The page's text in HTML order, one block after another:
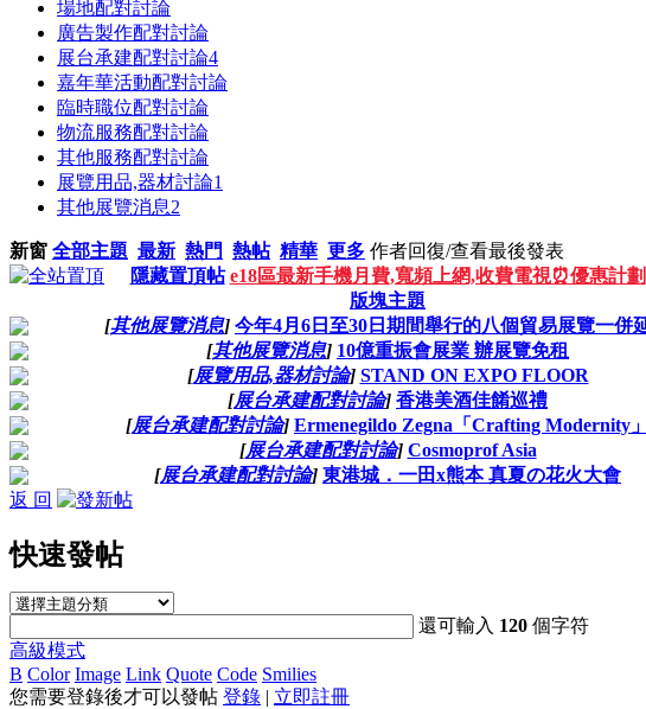
場地配對討論
廣告製作配對討論
展台承建配對討論4
嘉年華活動配對討論
臨時職位配對討論
物流服務配對討論
其他服務配對討論
展覽用品,器材討論1
其他展覽消息2
新窗 全部主題 最新 熱門 熱帖 精華 更多 作者回復/查看最後發表
隱藏置頂帖 e18區最新手機月費,寬頻上網,收費電視⏰優惠計劃
版塊主題
[其他展覽消息] 今年4月6日至30日期間舉行的八個貿易展覽一併
[其他展覽消息] 10億重振會展業 辦展覽免租
[展覽用品,器材討論] STAND ON EXPO FLOOR
[展台承建配對討論] 香港美酒佳餚巡禮
[展台承建配對討論] Ermenegildo Zegna「Crafting Modernity」
[展台承建配對討論] Cosmoprof Asia
[展台承建配對討論] 東港城．一田x熊本 真夏の花火大會
返 回
快速發帖
還可輸入 120 個字符
高級模式
B Color Image Link Quote Code Smilies
您需要登錄後才可以發帖 登錄 | 立即註冊